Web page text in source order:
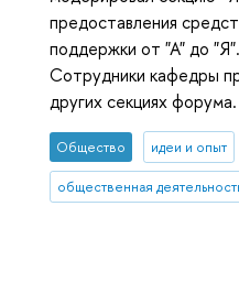
предоставления
поддержки от "А" до "Я".
Сотрудники кафедры
других секциях форума.
Общество идеи и опыт
общественная